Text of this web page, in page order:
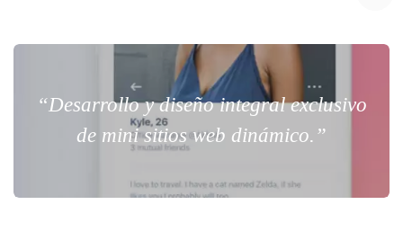
“Desarrollo y diseño integral exclusivo
de mini sitios web dinámico.”